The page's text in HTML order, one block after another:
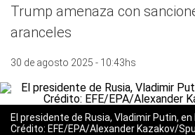
Trump amenaza con
aranceles
30 de agosto 2025 - 10:43hs
El presidente de Rusia, Vladimir Putin, en
Crédito: EFE/EPA/Alexander Kazakov/